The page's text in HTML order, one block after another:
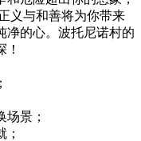
义与和善将为你带来
净的心。波托尼诺村的
景；